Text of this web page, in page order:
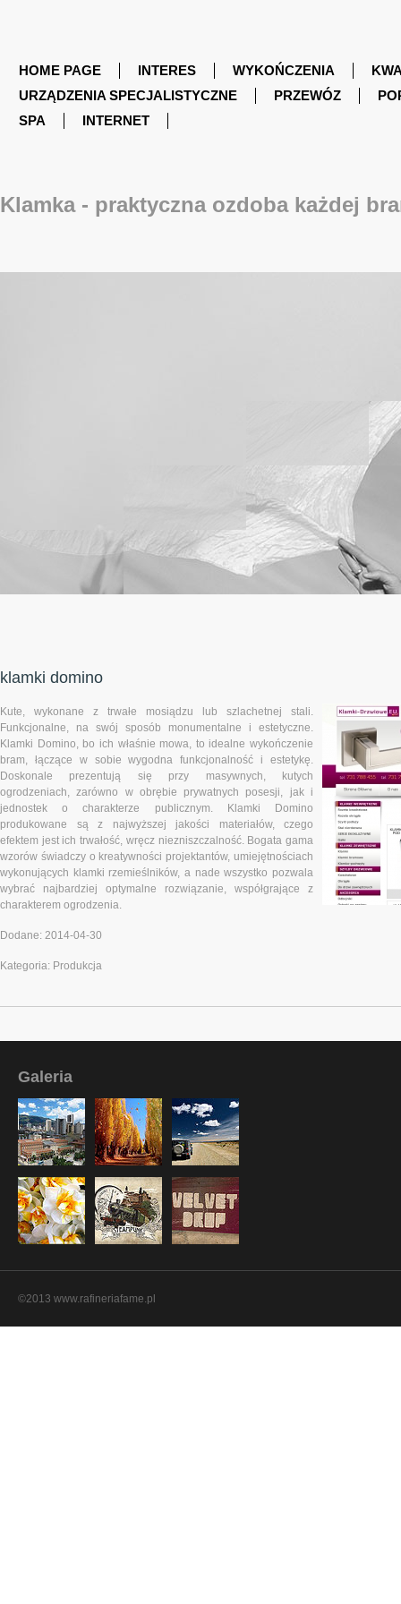
HOME PAGE INTERES WYKOŃCZENIA
URZĄDZENIA SPECJALISTYCZNE
PRZEWÓZ
SPA
INTERNET
Klamka - praktyczna ozdoba każdej
klamki domino
Kute, wykonane z trwałe mosiądzu lub szlachetnej stali.
Funkcjonalne, na swój sposób monumentalne i estetyczne.
Klamki Domino, bo ich właśnie mowa, to idealne wykończenie
bram, łączące w sobie wygodna funkcjonalność i estetykę.
Doskonale prezentują się przy masywnych, kutych
ogrodzeniach, zarówno w obrębie prywatnych posesji, jak i
jednostek o charakterze publicznym. Klamki Domino
produkowane są z najwyższej jakości materiałów, czego
efektem jest ich trwałość, wręcz niezniszczalność. Bogata gama
wzorów świadczy o kreatywności projektantów, umiejętnościach
wykonujących klamki rzemieślników, a nade wszystko pozwala
wybrać najbardziej optymalne rozwiązanie, współgrające z
charakterem ogrodzenia.
Dodane: 2014-04-30
Kategoria: Produkcja
Galeria
©2013 www.rafineriafame.pl